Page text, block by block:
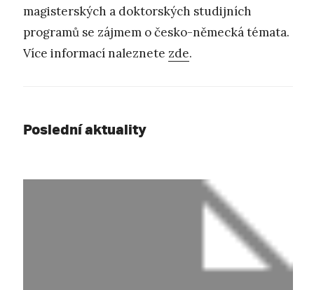
magisterských a doktorských studijních
programů se zájmem o česko-německá témata.
Více informací naleznete zde.
Poslední aktuality